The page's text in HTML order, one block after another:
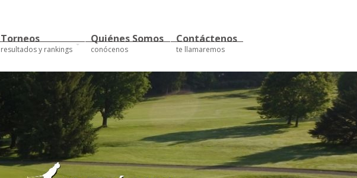
Torneos
resultados y rankings
Quiénes Somos
conócenos
Contáctenos
te llamaremos